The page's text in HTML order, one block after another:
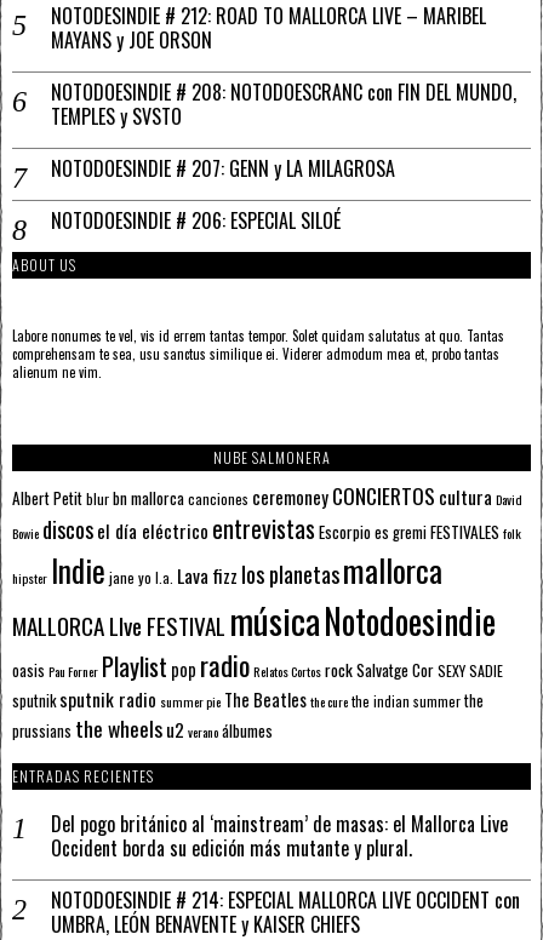
NOTODESINDIE # 212: ROAD TO MALLORCA LIVE – MARIBEL
MAYANS y JOE ORSON
NOTODOESINDIE # 208: NOTODOESCRANC con FIN DEL MUNDO,
TEMPLES y SVSTO
NOTODOESINDIE # 207: GENN y LA MILAGROSA
NOTODOESINDIE # 206: ESPECIAL SILOÉ
ABOUT US
Labore nonumes te vel, vis id errem tantas tempor. Solet quidam salutatus at quo. Tantas
comprehensam te sea, usu sanctus similique ei. Viderer admodum mea et, probo tantas
alienum ne vim.
NUBE SALMONERA
Albert Petitblurbn mallorcacanciones ceremoneyCONCIERTOS cultura David
Bowie discosel día eléctrico entrevistas Escorpioes gremiFESTIVALES folk
hipster Indie jane yo l.a. Lava fizz los planetasmallorca
MALLORCA LIve FESTIVAL músicaNotodoesindie
oasis Pau Forner Playlist pop radioRelatos CortosrockSalvatge CorSEXY SADIE
sputnik sputnik radio summer pie The Beatlesthe curethe indian summerthe
prussians the wheelsu2 veranoálbumes
ENTRADAS RECIENTES
Del pogo británico al ‘mainstream’ de masas: el Mallorca Live
Occident borda su edición más mutante y plural.
NOTODOESINDIE # 214: ESPECIAL MALLORCA LIVE OCCIDENT con
UMBRA, LEÓN BENAVENTE y KAISER CHIEFS